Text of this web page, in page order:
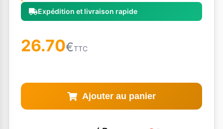
Expédition et livraison rapide
26.70€TTC
Ajouter au panier